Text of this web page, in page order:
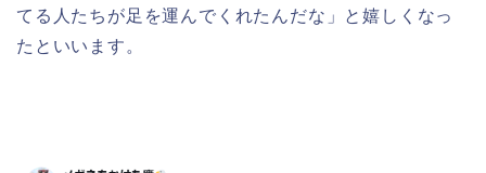
てる人たちが足を運んでくれたんだな」と嬉しくなっ
たといいます。